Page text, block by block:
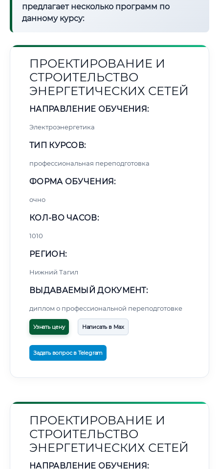
предлагает несколько программ по
данному курсу:
ПРОЕКТИРОВАНИЕ И
СТРОИТЕЛЬСТВО
ЭНЕРГЕТИЧЕСКИХ СЕТЕЙ
НАПРАВЛЕНИЕ ОБУЧЕНИЯ:
Электроэнергетика
ТИП КУРСОВ:
профессиональная переподготовка
ФОРМА ОБУЧЕНИЯ:
очно
КОЛ-ВО ЧАСОВ:
1010
РЕГИОН:
Нижний Тагил
ВЫДАВАЕМЫЙ ДОКУМЕНТ:
диплом о профессиональной переподготовке
Узнать цену Написать в Max
Задать вопрос в Telegram
ПРОЕКТИРОВАНИЕ И
СТРОИТЕЛЬСТВО
ЭНЕРГЕТИЧЕСКИХ СЕТЕЙ
НАПРАВЛЕНИЕ ОБУЧЕНИЯ: